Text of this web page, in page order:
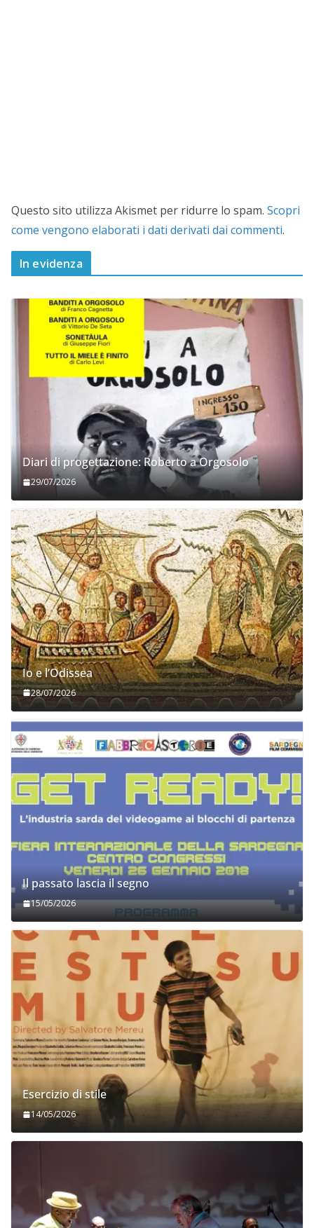
Questo sito utilizza Akismet per ridurre lo spam. Scopri
come vengono elaborati i dati derivati dai commenti.
In evidenza
Diari di progettazione: Roberto a Orgosolo
29/07/2026
Io e l’Odissea
28/07/2026
Il passato lascia il segno
15/05/2026
Esercizio di stile
14/05/2026